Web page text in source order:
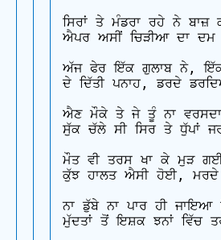
ਸਿਰਾਂ ਤੇ ਮੰਡਰਾ ਰਹੇ ਨੇ ਬਾਜ਼
ਐਪਰ ਅਸੀਂ ਚਿੜੀਆ ਦਾ
ਅੱਜ ਫੇਰ ਇੱਕ ਗੁਲਾਬ ਨੇ,
ਦੇ ਦਿੱਤੀ ਪਨਾਹ, ਡਰਦੇ
ਐਣ ਮੌਕੇ ਤੇ ਜੇ ਤੂੰ ਨਾ
ਸੁੱਕ ਚੱਲੇ ਸੀ ਸਿਰ ਤੇ ਧੁੱਪਾਂ
ਮੌਤ ਵੀ ਤਰਸ ਖਾ ਕੇ ਮੁੜ
ਕੁੱਝ ਹਾਲਤ ਐਸੀ ਹੋਈ, ਮਰਦੇ
ਨਾ ਡੁੱਬੇ ਨਾ ਪਾਰ ਹੀ ਜਾਇਆ
ਮੁੱਦਤਾਂ ਤੋਂ ਇਸ਼ਕ ਝਨਾਂ ਵਿੱਚ